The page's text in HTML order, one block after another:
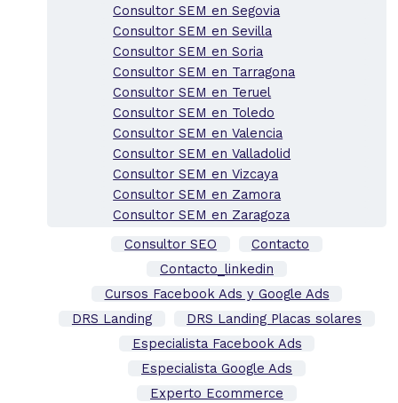
Consultor SEM en Segovia
Consultor SEM en Sevilla
Consultor SEM en Soria
Consultor SEM en Tarragona
Consultor SEM en Teruel
Consultor SEM en Toledo
Consultor SEM en Valencia
Consultor SEM en Valladolid
Consultor SEM en Vizcaya
Consultor SEM en Zamora
Consultor SEM en Zaragoza
Consultor SEO
Contacto
Contacto_linkedin
Cursos Facebook Ads y Google Ads
DRS Landing
DRS Landing Placas solares
Especialista Facebook Ads
Especialista Google Ads
Experto Ecommerce